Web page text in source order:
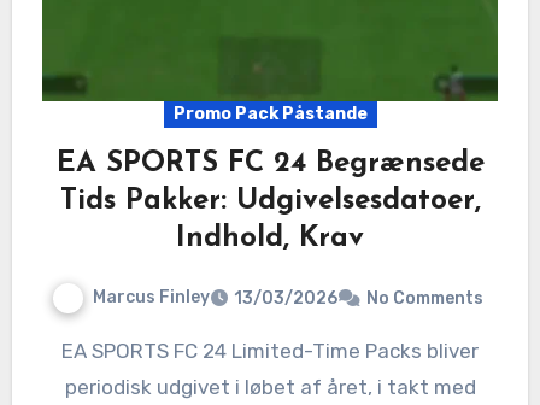
Promo Pack Påstande
EA SPORTS FC 24 Begrænsede
Tids Pakker: Udgivelsesdatoer,
Indhold, Krav
Marcus Finley 13/03/2026 No Comments
EA SPORTS FC 24 Limited-Time Packs bliver
periodisk udgivet i løbet af året, i takt med